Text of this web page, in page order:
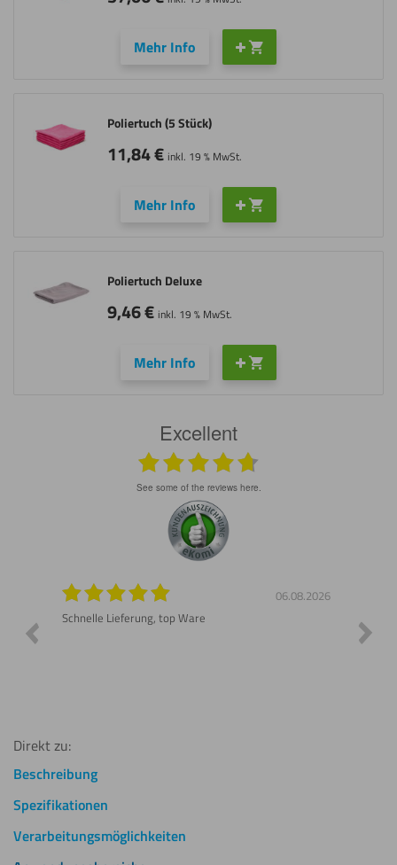
Mehr Info
Mehr Info
Poliertuch (5 Stück)
11,84€ inkl. 19 % MwSt.
Mehr Info
Poliertuch Deluxe
9,46€ inkl. 19 % MwSt.
Excellent
see some of the reviews here.
06.08.2026
Schnelle Lieferung, top Ware
Gerne
Direkt zu:
Beschreibung
Spezifikationen
Verarbeitungsmöglichkeiten